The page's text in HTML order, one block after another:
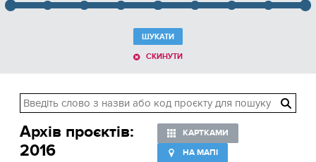
ШУКАТИ
СКИНУТИ
Архів проєктів:
2016
КАРТКАМИ
НА МАПІ